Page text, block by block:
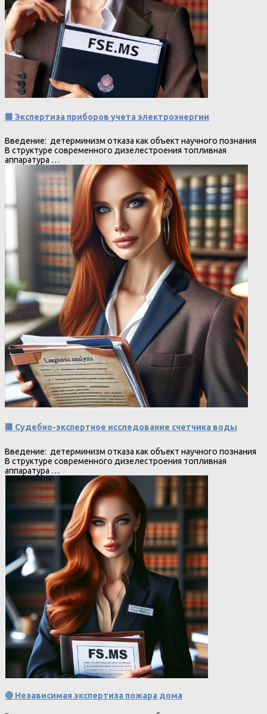
🟩 Экспертиза приборов учета электроэнергии
Введение: детерминизм отказа как объект научного познания
В структуре современного дизелестроения топливная
аппаратура …
🟥 Судебно-экспертное исследование счетчика воды
Введение: детерминизм отказа как объект научного познания
В структуре современного дизелестроения топливная
аппаратура …
🔴 Независимая экспертиза пожара дома